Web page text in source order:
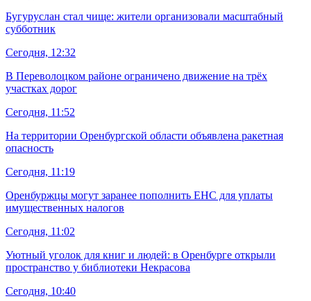
Бугуруслан стал чище: жители организовали масштабный
субботник
Сегодня, 12:32
В Переволоцком районе ограничено движение на трёх
участках дорог
Сегодня, 11:52
На территории Оренбургской области объявлена ракетная
опасность
Сегодня, 11:19
Оренбуржцы могут заранее пополнить ЕНС для уплаты
имущественных налогов
Сегодня, 11:02
Уютный уголок для книг и людей: в Оренбурге открыли
пространство у библиотеки Некрасова
Сегодня, 10:40